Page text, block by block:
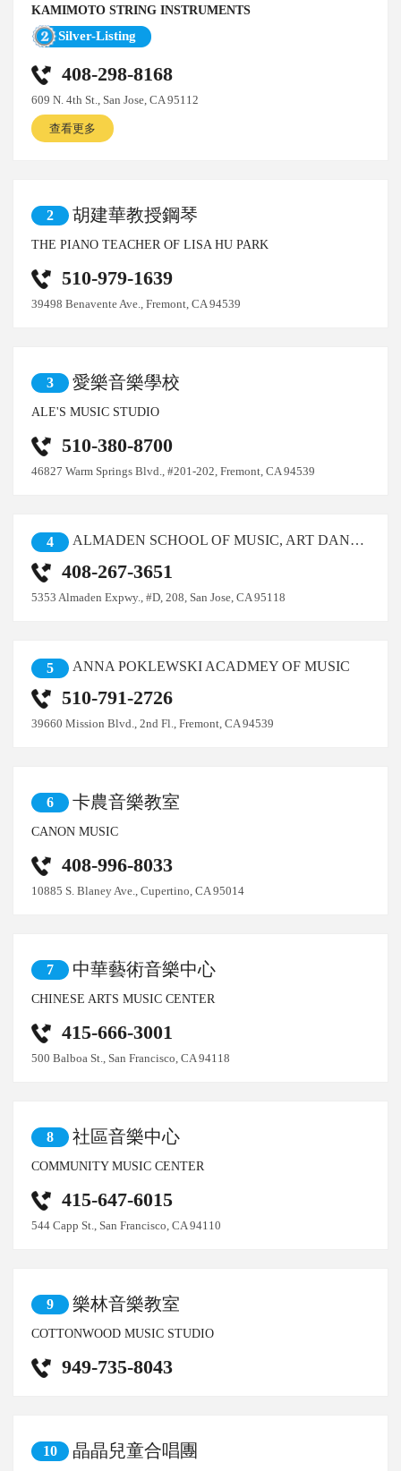
KAMIMOTO STRING INSTRUMENTS
Silver-Listing
408-298-8168
609 N. 4th St., San Jose, CA 95112
查看更多
2 胡建華教授鋼琴
THE PIANO TEACHER OF LISA HU PARK
510-979-1639
39498 Benavente Ave., Fremont, CA 94539
3 愛樂音樂學校
ALE'S MUSIC STUDIO
510-380-8700
46827 Warm Springs Blvd., #201-202, Fremont, CA 94539
4 ALMADEN SCHOOL OF MUSIC, ART DANCE, INC.
408-267-3651
5353 Almaden Expwy., #D, 208, San Jose, CA 95118
5 ANNA POKLEWSKI ACADMEY OF MUSIC
510-791-2726
39660 Mission Blvd., 2nd Fl., Fremont, CA 94539
6 卡農音樂教室
CANON MUSIC
408-996-8033
10885 S. Blaney Ave., Cupertino, CA 95014
7 中華藝術音樂中心
CHINESE ARTS MUSIC CENTER
415-666-3001
500 Balboa St., San Francisco, CA 94118
8 社區音樂中心
COMMUNITY MUSIC CENTER
415-647-6015
544 Capp St., San Francisco, CA 94110
9 樂林音樂教室
COTTONWOOD MUSIC STUDIO
949-735-8043
10 晶晶兒童合唱團